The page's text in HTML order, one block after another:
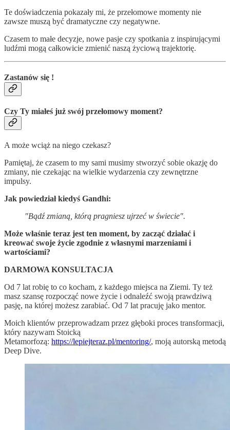
Te doświadczenia pokazały mi, że przełomowe momenty nie
zawsze muszą być dramatyczne czy negatywne.
Czasem to małe decyzje, nowe pasje czy spotkania z inspirującymi
ludźmi mogą całkowicie zmienić naszą życiową trajektorię.
Zastanów się !
Czy Ty miałeś już swój przełomowy moment?
A może wciąż na niego czekasz?
Pamiętaj, że czasem to my sami musimy stworzyć sobie okazję do
zmiany, nie czekając na wielkie wydarzenia czy zewnętrzne
impulsy.
Jak powiedział kiedyś Gandhi:
"Bądź zmianą, którą pragniesz ujrzeć w świecie".
Może właśnie teraz jest ten moment, by zacząć działać i
kreować swoje życie zgodnie z własnymi marzeniami i
wartościami?
DARMOWA KONSULTACJA
Od 7 lat robię to co kocham, z każdego miejsca na Ziemi. Ty też
masz szansę rozpocząć nowe życie i odnaleźć swoją prawdziwą
pasję, na której możesz zarabiać. Od 7 lat pracuję jako mentor.
Moich klientów przeprowadzam przez głęboki proces transformacji,
który nazywam Stoicką
Metamorfozą: https://lepiejteraz.pl/mentoring/, moją autorską metodą
Deep Dive.